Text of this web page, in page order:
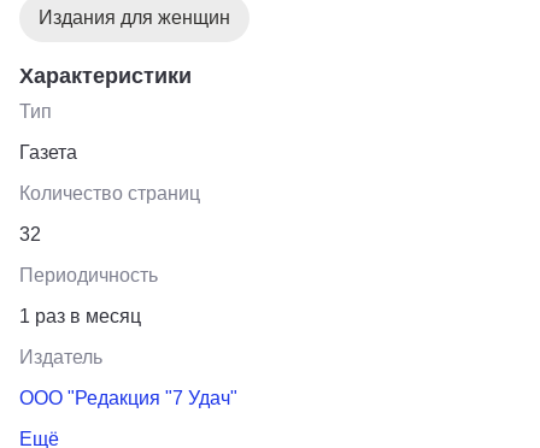
Издания для женщин
Характеристики
Тип
Газета
Количество страниц
32
Периодичность
1 раз в месяц
Издатель
ООО "Редакция "7 Удач"
Ещё